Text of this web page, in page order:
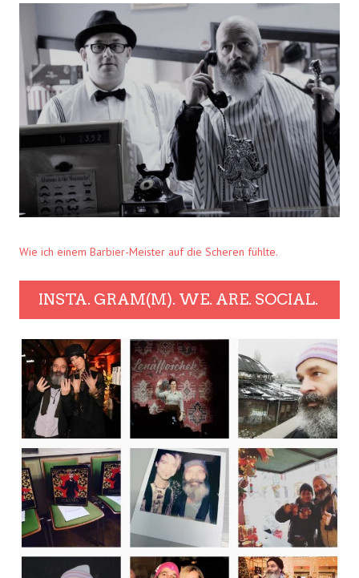
Wie ich einem Barbier-Meister auf die Scheren fühlte.
INSTA. GRAM(M). WE. ARE. SOCIAL.